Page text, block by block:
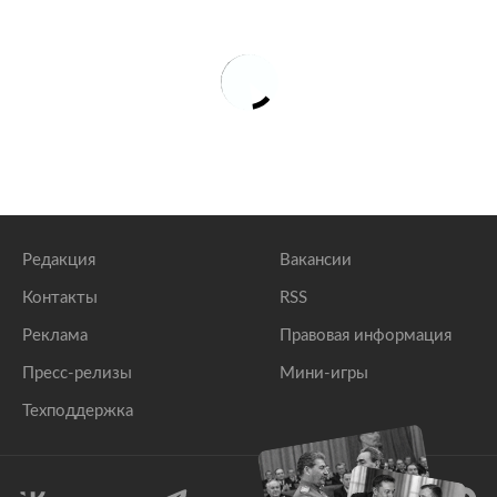
Около 4 миллионов москвичей получат льготы и
субсидии на оплату ЖКУ
Редакция
Контакты
Реклама
Пресс-релизы
Техподдержка
Вакансии
RSS
Правовая информация
Мини-игры